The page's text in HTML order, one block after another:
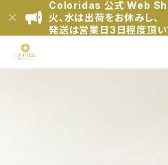
Coloridas 公式 Web
火、水は出荷をお休みし、
発送は営業日3日程度頂い